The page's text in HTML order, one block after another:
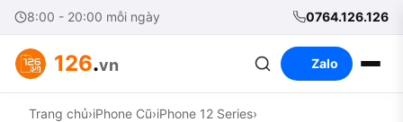
8:00 - 20:00 mỗi ngày 0764.126.126
126.vn Zalo
Trang chủ›iPhone Cũ›iPhone 12 Series›